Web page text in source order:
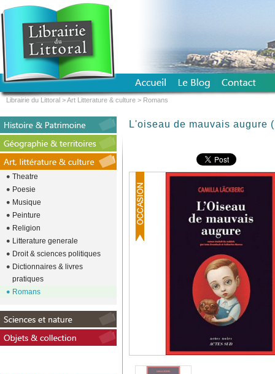
L'oiseau de mauvais augure
Theatre
Poesie
Musique
Peinture
Religion
Litterature generale
Droit & sciences politiques
Dictionnaires & livres
pratiques
Romans
Librairie du Littoral >Art Litterature & culture > Romans